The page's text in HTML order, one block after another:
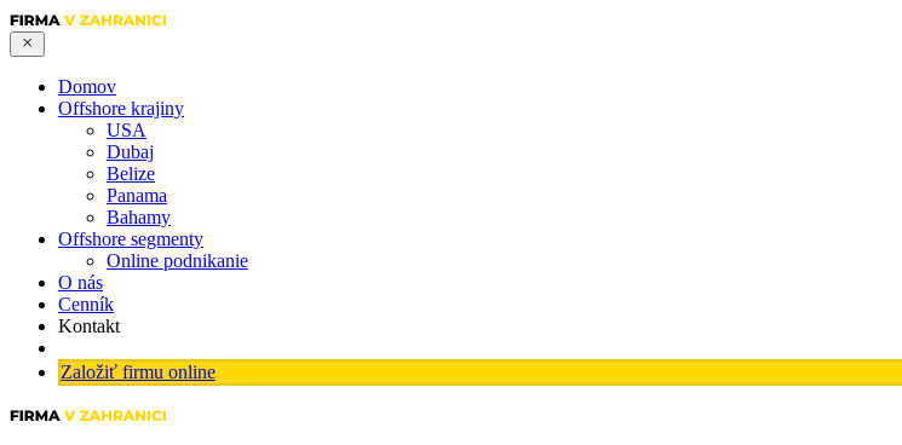
Domov
Offshore krajiny
USA
Dubaj
Belize
Panama
Bahamy
Offshore segmenty
Online podnikanie
O nás
Cenník
Kontakt
Založiť firmu online